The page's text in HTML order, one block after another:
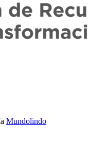
Mundolindo